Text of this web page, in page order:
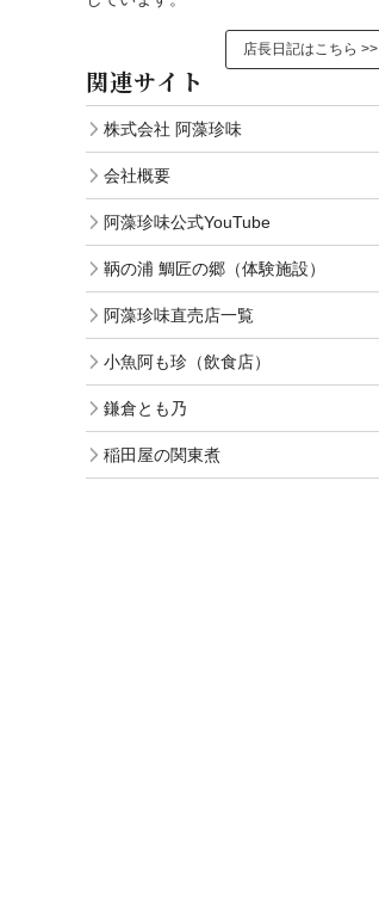
店長日記はこちら >>
関連サイト
株式会社 阿藻珍味
会社概要
阿藻珍味公式YouTube
鞆の浦 鯛匠の郷（体験施設）
阿藻珍味直売店一覧
小魚阿も珍（飲食店）
鎌倉とも乃
稲田屋の関東煮